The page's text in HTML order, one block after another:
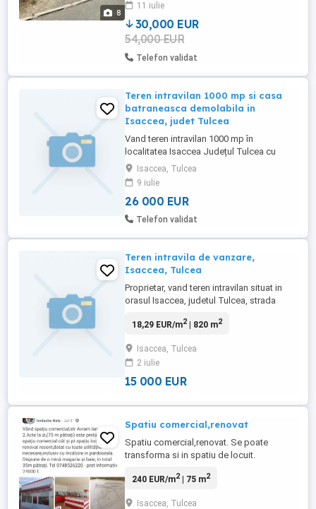
8
Poziționare pe deal: Terenul este situat pe
o zonă înaltă, oferind o priveliște
panoramică ...
11 iulie
30,000 EUR
54,000 EUR
Telefon validat
Teren intravilan 1000 mp si casa
batraneasca demolabila in
Isaccea, judet Tulcea
Vand teren intravilan 1000 mp în
localitatea Isaccea Județul Tulcea cu
casa batraneasca demolabila de 53 mp,
cu toate utilitățile și posibilitate conectare
la rețeaua de gaz. Terenul are deschidere
si acces direct la strada asfaltata. Zona
buna, linistita, ideal constructie casa.
Isaccea, Tulcea
9 iulie
26 000 EUR
Telefon validat
Teren intravila de vanzare,
Isaccea, Tulcea
Proprietar, vand teren intravilan situat in
orasul Isaccea, judetul Tulcea, strada
Dobrogeanu Gherea. Suprafata de
unei locuinte, case de vacanta sau pentru
investitie. Zona linistita cu acces facil si
utilitati complete. Pentru ...
18,29 EUR/m2| 820 m2
Isaccea, Tulcea
2 iulie
15 000 EUR
Spatiu comercial,renovat
Spatiu comercial,renovat. Se poate
transforma si in spatiu de locuit.
240 EUR/m2| 75 m2
Isaccea, Tulcea